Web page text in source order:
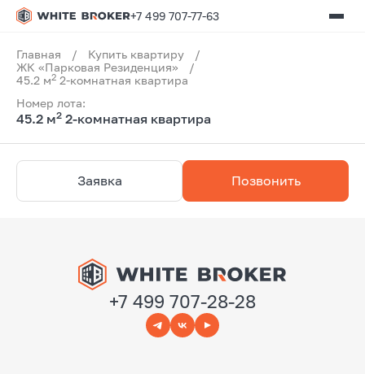
+7 499 707-77-63
Главная / Купить квартиру
/
ЖК «Парковая Резиденция»
/
45.2 м2 2-комнатная квартира
Номер лота:
45.2 м2 2-комнатная квартира
Заявка Позвонить
+7 499 707-28-28